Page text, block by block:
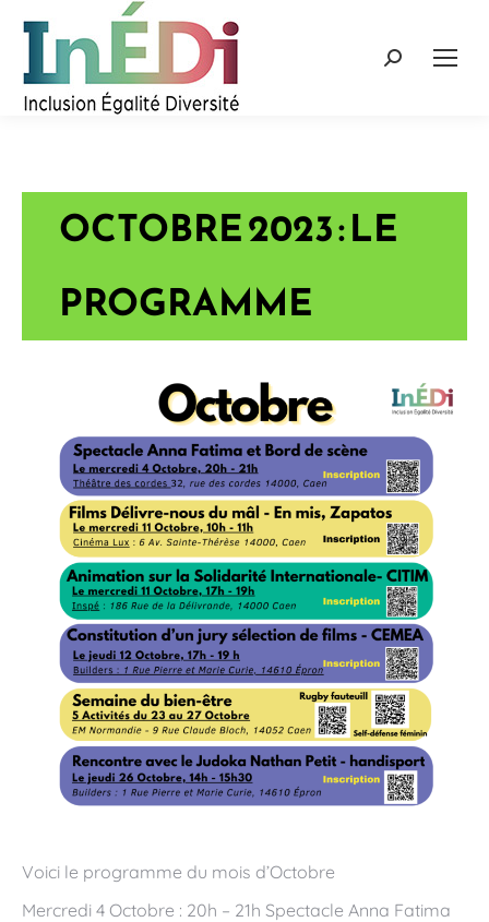
Recherche
OCTOBRE 2023 : LE
PROGRAMME
Voici le programme du mois d’Octobre
Mercredi 4 Octobre : 20h – 21h Spectacle Anna Fatima